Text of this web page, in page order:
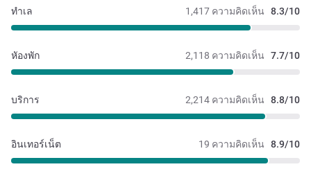
1,417 ความคิดเห็น 8.3/10
ทำเล
2,118 ความคิดเห็น 7.7/10
หัองพัก
2,214 ความคิดเห็น 8.8/10
บริการ
19 ความคิดเห็น 8.9/10
อินเทอร์เน็ต